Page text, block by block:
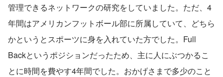
管理できるネットワークの研究をしていました。ただ、4
年間はアメリカンフットボール部に所属していて、どちら
かというとスポーツに身を入れていた方でした。Full
Backというポジションだったため、主に人にぶつかるこ
とに時間を費やす4年間でした。おかげさまで多少のこと